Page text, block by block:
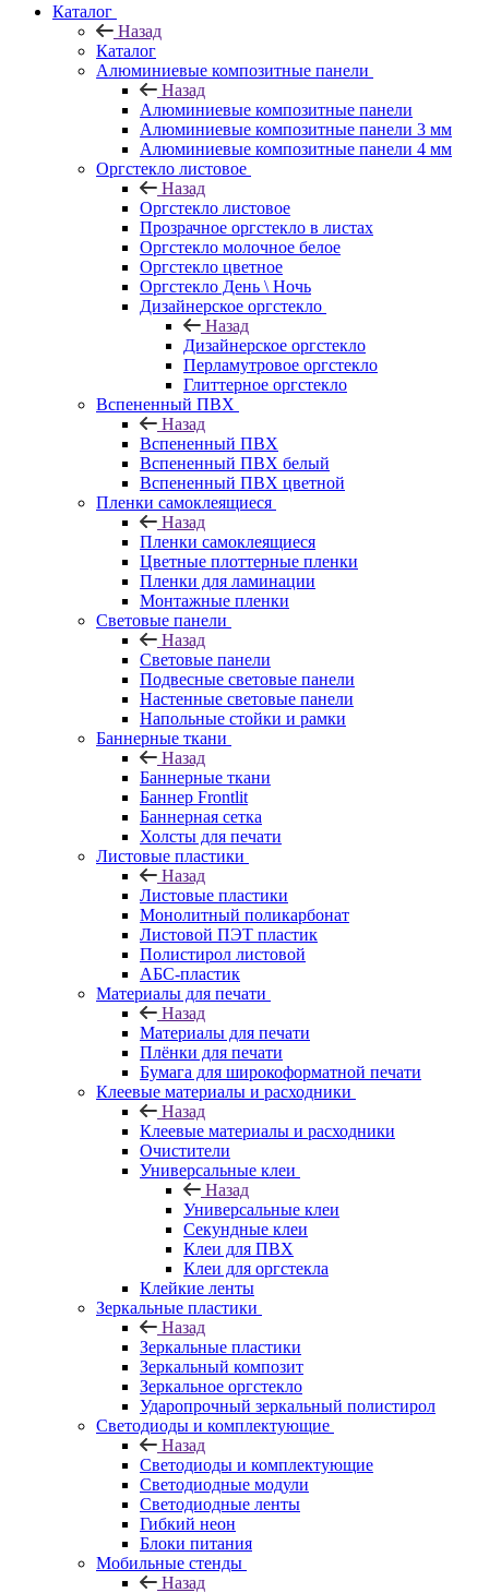
Каталог
Назад
Каталог
Алюминиевые композитные панели
Назад
Алюминиевые композитные панели
Алюминиевые композитные панели 3 мм
Алюминиевые композитные панели 4 мм
Оргстекло листовое
Назад
Оргстекло листовое
Прозрачное оргстекло в листах
Оргстекло молочное белое
Оргстекло цветное
Оргстекло День \ Ночь
Дизайнерское оргстекло
Назад
Дизайнерское оргстекло
Перламутровое оргстекло
Глиттерное оргстекло
Вспененный ПВХ
Назад
Вспененный ПВХ
Вспененный ПВХ белый
Вспененный ПВХ цветной
Пленки самоклеящиеся
Назад
Пленки самоклеящиеся
Цветные плоттерные пленки
Пленки для ламинации
Монтажные пленки
Световые панели
Назад
Световые панели
Подвесные световые панели
Настенные световые панели
Напольные стойки и рамки
Баннерные ткани
Назад
Баннерные ткани
Баннер Frontlit
Баннерная сетка
Холсты для печати
Листовые пластики
Назад
Листовые пластики
Монолитный поликарбонат
Листовой ПЭТ пластик
Полистирол листовой
АБС-пластик
Материалы для печати
Назад
Материалы для печати
Плёнки для печати
Бумага для широкоформатной печати
Клеевые материалы и расходники
Назад
Клеевые материалы и расходники
Очистители
Универсальные клеи
Назад
Универсальные клеи
Секундные клеи
Клеи для ПВХ
Клеи для оргстекла
Клейкие ленты
Зеркальные пластики
Назад
Зеркальные пластики
Зеркальный композит
Зеркальное оргстекло
Ударопрочный зеркальный полистирол
Светодиоды и комплектующие
Назад
Светодиоды и комплектующие
Светодиодные модули
Светодиодные ленты
Гибкий неон
Блоки питания
Мобильные стенды
Назад